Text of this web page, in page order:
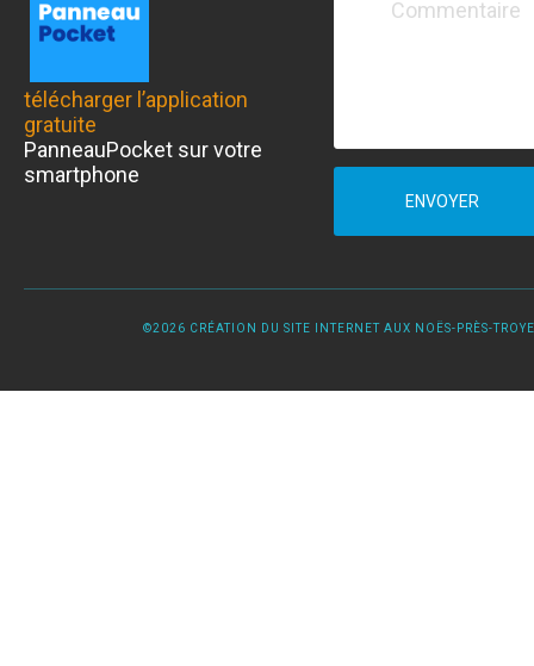
télécharger l’application
gratuite
PanneauPocket sur votre
smartphone
ENVOYER
©2026 CRÉATION DU SITE INTERNET AUX NOËS-PRÈS-